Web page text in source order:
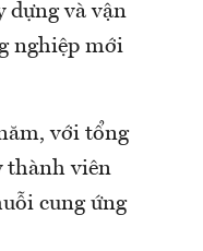
dựng và vận
nghiệp mới
với tổng
thành viên
cung ứng